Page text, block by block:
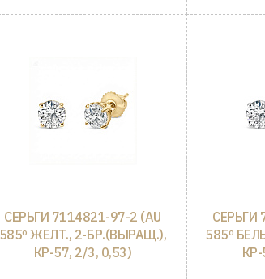
СЕРЬГИ 7114821-97-2 (AU
585º ЖЕЛТ., 2-БР.(ВЫРАЩ.),
КР-57, 2/3, 0,53)
СЕРЬГИ
585º